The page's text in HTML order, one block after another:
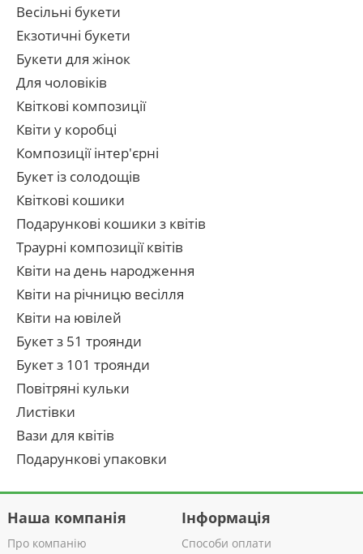
Весільні букети
Екзотичні букети
Букети для жінок
Для чоловіків
Квіткові композиції
Квіти у коробці
Композиції інтер'єрні
Букет із солодощів
Квіткові кошики
Подарункові кошики з квітів
Траурні композиції квітів
Квіти на день народження
Квіти на річницю весілля
Квіти на ювілей
Букет з 51 троянди
Букет з 101 троянди
Повітряні кульки
Листівки
Вази для квітів
Подарункові упаковки
Наша компанія
Про компанію
Інформація
Способи оплати